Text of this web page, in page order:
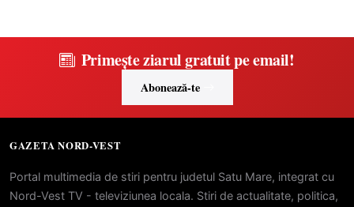
Primește ziarul gratuit pe email!
Abonează-te
GAZETA NORD-VEST
Portal multimedia de stiri pentru judetul Satu Mare, integrat cu
Nord-Vest TV - televiziunea locala. Stiri de actualitate, politica,